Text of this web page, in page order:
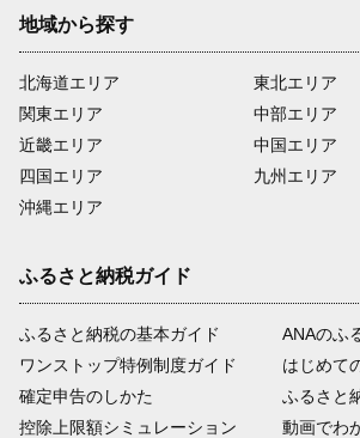
地域から探す
北海道エリア
関東エリア
近畿エリア
四国エリア
沖縄エリア
東北エリア
中部エリア
中国エリア
九州エリア
ふるさと納税ガイド
ふるさと納税の基本ガイド
ワンストップ特例制度ガイド
確定申告のしかた
控除上限額シミュレーション
ANAのふ
はじめて
ふるさと
動画でわ